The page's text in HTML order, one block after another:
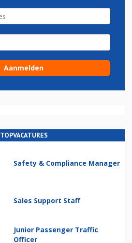
TOPVACATURES
Safety & Compliance Manager
Sales Support Staff
Junior Passenger Traffic
Officer